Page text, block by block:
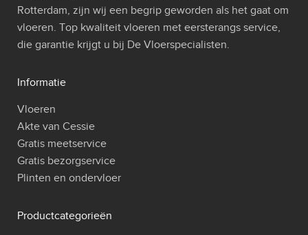
Rotterdam, zijn wij een begrip geworden als het gaat om
vloeren. Top kwaliteit vloeren met eersterangs service,
die garantie krijgt u bij De Vloerspecialisten.
Informatie
Vloeren
Akte van Cessie
Gratis meetservice
Gratis bezorgservice
Plinten en ondervloer
Productcategorieën